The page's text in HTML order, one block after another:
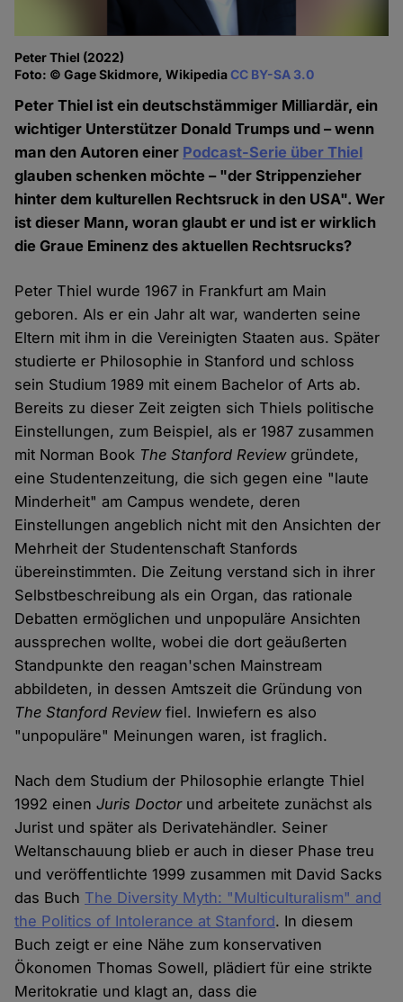
Peter Thiel (2022)
Foto: © Gage Skidmore, WikipediaCC BY-SA 3.0
Peter Thiel ist ein deutschstämmiger Milliardär, ein
wichtiger Unterstützer Donald Trumps und – wenn
man den Autoren einer Podcast-Serie über Thiel
glauben schenken möchte – "der Strippenzieher
hinter dem kulturellen Rechtsruck in den USA". Wer
ist dieser Mann, woran glaubt er und ist er wirklich
die Graue Eminenz des aktuellen Rechtsrucks?
Peter Thiel wurde 1967 in Frankfurt am Main
geboren. Als er ein Jahr alt war, wanderten seine
Eltern mit ihm in die Vereinigten Staaten aus. Später
studierte er Philosophie in Stanford und schloss
sein Studium 1989 mit einem Bachelor of Arts ab.
Bereits zu dieser Zeit zeigten sich Thiels politische
Einstellungen, zum Beispiel, als er 1987 zusammen
mit Norman Book The Stanford Reviewgründete,
eine Studentenzeitung, die sich gegen eine "laute
Minderheit" am Campus wendete, deren
Einstellungen angeblich nicht mit den Ansichten der
Mehrheit der Studentenschaft Stanfords
übereinstimmten. Die Zeitung verstand sich in ihrer
Selbstbeschreibung als ein Organ, das rationale
Debatten ermöglichen und unpopuläre Ansichten
aussprechen wollte, wobei die dort geäußerten
Standpunkte den reagan'schen Mainstream
abbildeten, in dessen Amtszeit die Gründung von
The Stanford Reviewfiel. Inwiefern es also
"unpopuläre" Meinungen waren, ist fraglich.
Nach dem Studium der Philosophie erlangte Thiel
1992 einenJuris Doctorund arbeitete zunächst als
Jurist und später als Derivatehändler. Seiner
Weltanschauung blieb er auch in dieser Phase treu
und veröffentlichte 1999 zusammen mit David Sacks
das Buch The Diversity Myth: "Multiculturalism" and
the Politics of Intolerance at Stanford. In diesem
Buch zeigt er eine Nähe zum konservativen
Ökonomen Thomas Sowell, plädiert für eine strikte
Meritokratie und klagt an, dass die